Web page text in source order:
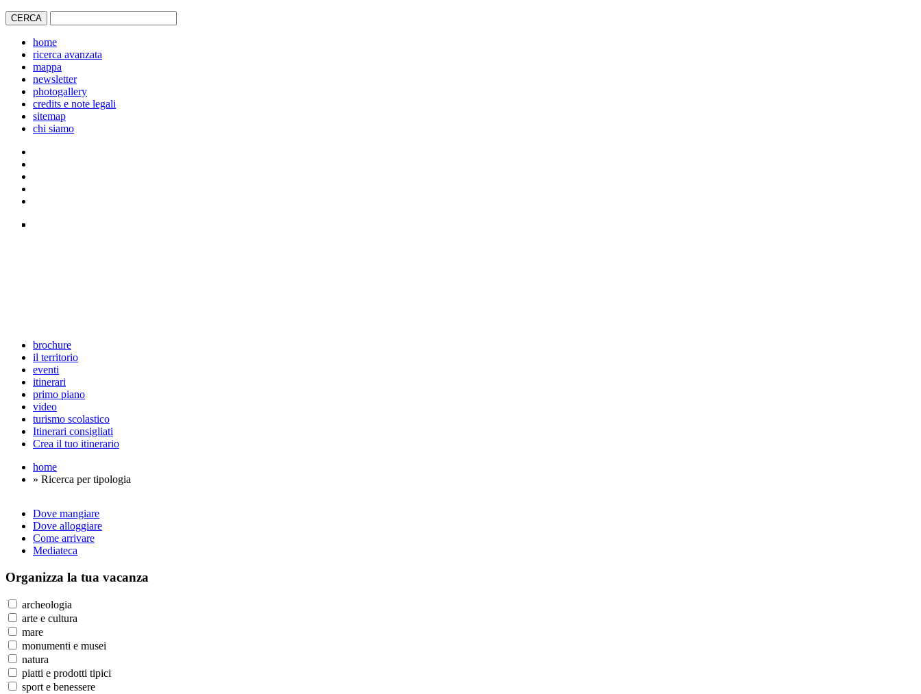
home
ricerca avanzata
mappa
newsletter
photogallery
credits e note legali
sitemap
chi siamo
brochure
il territorio
eventi
itinerari
primo piano
video
turismo scolastico
Itinerari consigliati
Crea il tuo itinerario
home
» Ricerca per tipologia
Dove mangiare
Dove alloggiare
Come arrivare
Mediateca
Organizza la tua vacanza
archeologia
arte e cultura
mare
monumenti e musei
natura
piatti e prodotti tipici
sport e benessere